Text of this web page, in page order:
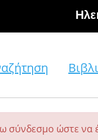
σύνδεσμο ώστε να